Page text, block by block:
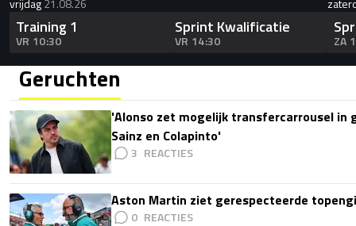
vrijdag21.08.26
Training 1
VR 10:30
Sprint Kwalificatie
VR 14:30 ZA
Geruchten
'Alonso zet mogelijk transfercarrousel in
Sainz en Colapinto'
3
Aston Martin ziet gerespecteerde
0